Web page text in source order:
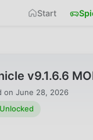
Start
v9.1.6.6
on June 28, 2026